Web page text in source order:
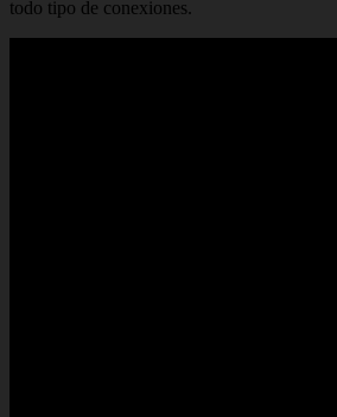
todo tipo de conexiones.